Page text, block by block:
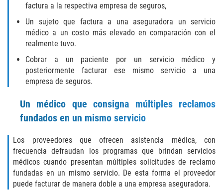
Amenazas Criminales
Dependientes
Negligencia Infantil
Orden de Restricción Temporal
Orden de Protección de Emergencia
Órdenes de Restricción
factura a la respectiva empresa de seguros,
Un sujeto que factura a una aseguradora un servicio
médico a un costo más elevado en comparación con el
realmente tuvo.
Cobrar a un paciente por un servicio médico y
posteriormente facturar ese mismo servicio a una
empresa de seguros.
Un médico que consigna múltiples reclamos
fundados en un mismo servicio
Los proveedores que ofrecen asistencia médica, con
frecuencia defraudan los programas que brindan servicios
médicos cuando presentan múltiples solicitudes de reclamo
fundadas en un mismo servicio. De esta forma el proveedor
puede facturar de manera doble a una empresa aseguradora.